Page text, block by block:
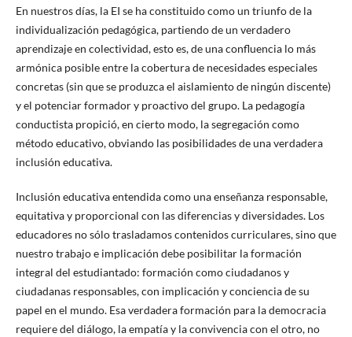
En nuestros días, la EI se ha constituido como un triunfo de la
individualización pedagógica, partiendo de un verdadero
aprendizaje en colectividad, esto es, de una confluencia lo más
armónica posible entre la cobertura de necesidades especiales
concretas (sin que se produzca el aislamiento de ningún discente)
y el potenciar formador y proactivo del grupo. La pedagogía
conductista propició, en cierto modo, la segregación como
método educativo, obviando las posibilidades de una verdadera
inclusión educativa.
Inclusión educativa entendida como una enseñanza responsable,
equitativa y proporcional con las diferencias y diversidades. Los
educadores no sólo trasladamos contenidos curriculares, sino que
nuestro trabajo e implicación debe posibilitar la formación
integral del estudiantado: formación como ciudadanos y
ciudadanas responsables, con implicación y conciencia de su
papel en el mundo. Esa verdadera formación para la democracia
requiere del diálogo, la empatía y la convivencia con el otro, no